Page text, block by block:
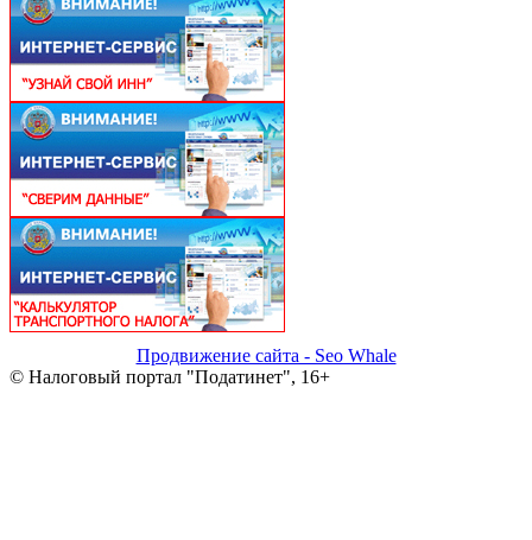
Продвижение сайта - Seo Whale
© Налоговый портал "Податинет", 16+